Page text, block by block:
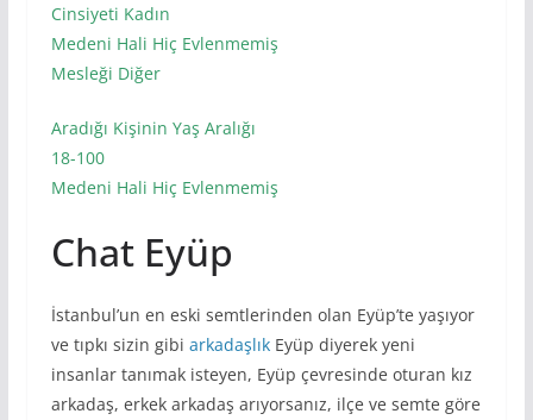
Cinsiyeti Kadın
Medeni Hali Hiç Evlenmemiş
Mesleği Diğer
Aradığı Kişinin Yaş Aralığı
18-100
Medeni Hali Hiç Evlenmemiş
Chat Eyüp
İstanbul’un en eski semtlerinden olan Eyüp’te yaşıyor
ve tıpkı sizin gibi arkadaşlıkEyüp diyerek yeni
insanlar tanımak isteyen, Eyüp çevresinde oturan kız
arkadaş, erkek arkadaş arıyorsanız, ilçe ve semte göre